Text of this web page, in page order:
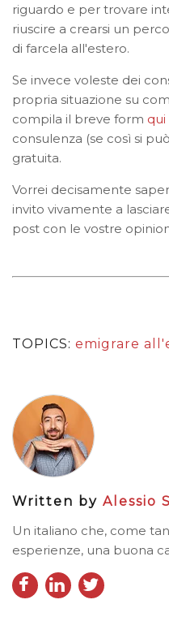
riguardo e per trovare
riuscire a crearsi un
di farcela all'estero.
Se invece voleste dei
propria situazione su
compila il breve form qui
consulenza (se così si
gratuita.
Vorrei decisamente
invito vivamente a
post con le vostre
TOPICS: emigrare
Written by Alessio
Un italiano che, come
esperienze, una buona